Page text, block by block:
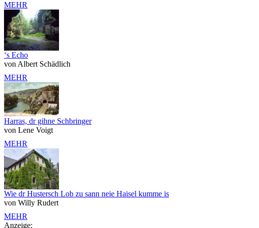
MEHR
‘s Echo
von Albert Schädlich
MEHR
Harras, dr gihne Schbringer
von Lene Voigt
MEHR
Wie dr Hustersch Lob zu sann neie Haisel kumme is
von Willy Rudert
MEHR
Anzeige: